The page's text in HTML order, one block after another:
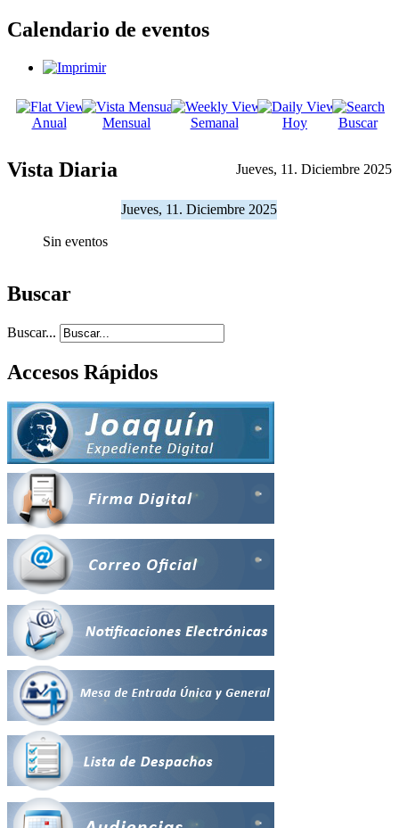
Calendario de eventos
Anual Mensual Semanal Hoy Buscar
Vista Diaria Jueves, 11. Diciembre 2025
Jueves, 11. Diciembre 2025
Sin eventos
Buscar
Buscar...
Accesos Rápidos